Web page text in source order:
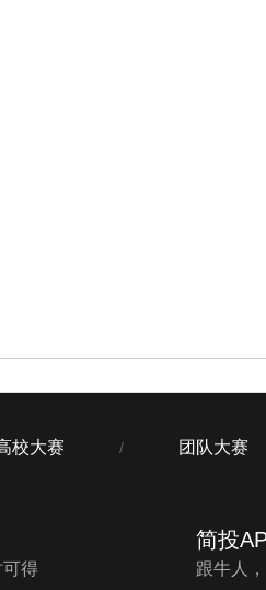
校大赛 / 团队大赛
得
简投
跟牛人